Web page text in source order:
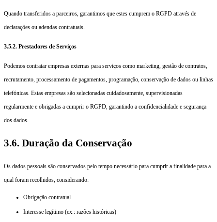
Quando transferidos a parceiros, garantimos que estes cumprem o RGPD através de
declarações ou adendas contratuais.
3.5.2. Prestadores de Serviços
Podemos contratar empresas externas para serviços como marketing, gestão de contratos,
recrutamento, processamento de pagamentos, programação, conservação de dados ou linhas
telefónicas. Estas empresas são selecionadas cuidadosamente, supervisionadas
regularmente e obrigadas a cumprir o RGPD, garantindo a confidencialidade e segurança
dos dados.
3.6. Duração da Conservação
Os dados pessoais são conservados pelo tempo necessário para cumprir a finalidade para a
qual foram recolhidos, considerando:
Obrigação contratual
Interesse legítimo (ex.: razões históricas)